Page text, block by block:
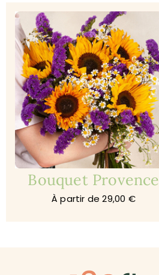
Bouquet Provence
À partir de 29,00 €